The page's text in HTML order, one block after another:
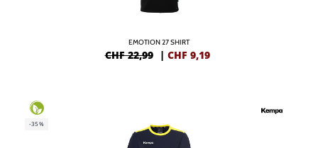
EMOTION 27 SHIRT
CHF 22,99 | CHF 9,19
-35%